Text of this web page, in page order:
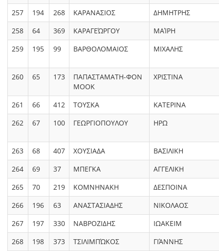
257
194 268 ΚΑΡΑΝΑΣΙΟΣ
ΔΗΜΗΤΡΗΣ
258
64 369 ΚΑΡΑΓΕΏΡΓΟΥ
ΜΑΊΡΗ
259
195 99 ΒΑΡΘΟΛΟΜΑΙΟΣ ΜΙΧΑΛΗΣ
260 65 173
ΠΑΠΑΣΤΑΜΑΤΗ-ΦΟΝ
ΜΟΟΚ
ΧΡΙΣΤΙΝΑ
261 66 412 ΤΟΥΣΚΑ
ΚΑΤΕΡΙΝΑ
262
67 100 ΓΕΩΡΓΙΟΠΟΥΛΟΥ ΗΡΩ
263 68 407 ΧΟΥΣΙΑΔΑ
ΒΑΣΙΛΙΚΗ
264
69 37 ΜΠΕΓΚΑ
ΑΓΓΕΛΙΚΗ
265
70 219 ΚΟΜΝΗΝΑΚΗ
ΔΕΣΠΟΙΝΑ
266
196 63 ΑΝΑΣΤΑΣΙΑΔΗΣ
ΝΙΚΟΛΑΟΣ
267
197 330 ΝΑΒΡΟΖΙΔΗΣ
ΙΩΑΚΕΙΜ
268
198 373 ΤΣΙΛΙΜΠΏΚΟΣ
ΓΙΆΝΝΗΣ